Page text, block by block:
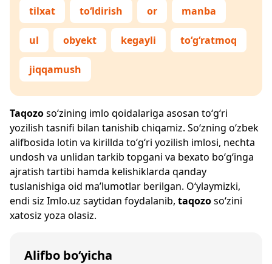
tilxat to‘ldirish or manba
ul obyekt kegayli to‘g‘ratmoq
jiqqamush
Taqozoso‘zining imlo qoidalariga asosan to‘g‘ri
yozilish tasnifi bilan tanishib chiqamiz. So‘zning o‘zbek
alifbosida lotin va kirillda to‘g‘ri yozilish imlosi, nechta
undosh va unlidan tarkib topgani va bexato bo‘g‘inga
ajratish tartibi hamda kelishiklarda qanday
tuslanishiga oid ma’lumotlar berilgan. O‘ylaymizki,
endi siz Imlo.uz saytidan foydalanib, taqozoso‘zini
xatosiz yoza olasiz.
Alifbo bo‘yicha